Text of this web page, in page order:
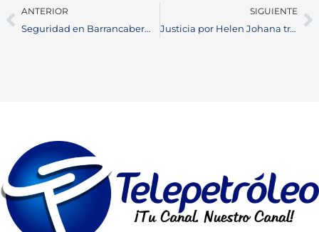
ANTERIOR
Seguridad en Barrancabermeja: Estrategias para Combatir el Microtráfico y Grupos Armados
SIGUIENTE
Justicia por Helen Johana tras cirugía estética fallida